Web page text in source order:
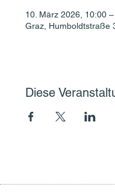
10. März 2026, 10:00
Graz, Humboldtstraße
Diese